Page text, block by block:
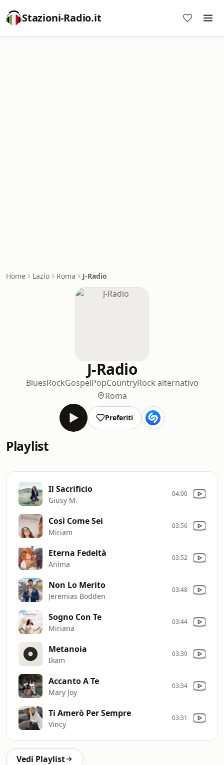
Stazioni-Radio.it
Home Lazio Roma J-Radio
J-Radio
BluesRockGospelPopCountryRock alternativo
Roma
Preferiti
Playlist
Il Sacrificio
Giusy M.
04:00
Così Come Sei
Miriam
03:56
Eterna Fedeltà
Anìma
03:52
Non Lo Merito
Jeremias Bodden
03:48
Sogno Con Te
Miriana
03:44
Metanoia
Ikam
03:39
Accanto A Te
Mary Joy
03:34
Ti Amerò Per Sempre
Vincy
03:31
Vedi Playlist